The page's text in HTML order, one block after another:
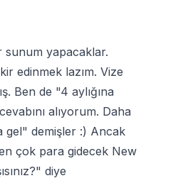
yapacaklar.
edinmek lazım. Vize
Ben de "4 aylığına
alıyorum. Daha
gel" demişler :) Ancak
çok para gidecek New
diye